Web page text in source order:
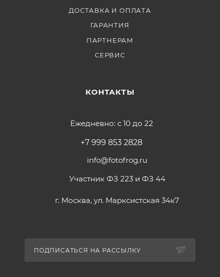
ДОСТАВКА И ОПЛАТА
ГАРАНТИЯ
ПАРТНЕРАМ
СЕРВИС
КОНТАКТЫ
Ежедневно: с 10 до 22
+7 999 853 2828
info@fotofrog.ru
Участник ФЗ 223 и ФЗ 44
г. Москва, ул. Марксистская 34к7
ПОДПИСАТЬСЯ НА РАССЫЛКУ